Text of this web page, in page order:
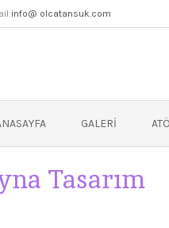
info@ olcatansuk.com
GALERI
Tasarım